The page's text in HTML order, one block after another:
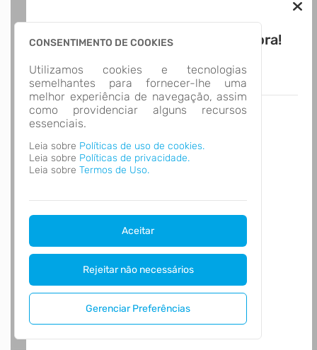
CONSENTIMENTO DE COOKIES
Utilizamos cookies e tecnologias
semelhantes para fornecer-lhe uma
melhor experiência de navegação, assim
como providenciar alguns recursos
essenciais.
Leia sobre Políticas de uso de cookies.
Leia sobre Políticas de privacidade.
Leia sobre Termos de Uso.
Aceitar
Rejeitar não necessários
Gerenciar Preferências
Novo APP Atende.Net! Baixe Agora!